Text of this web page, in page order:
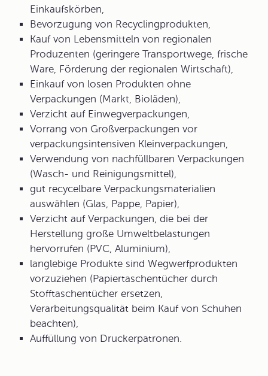
Einkaufskörben,
Bevorzugung von Recyclingprodukten,
Kauf von Lebensmitteln von regionalen
Produzenten (geringere Transportwege, frische
Ware, Förderung der regionalen Wirtschaft),
Einkauf von losen Produkten ohne
Verpackungen (Markt, Bioläden),
Verzicht auf Einwegverpackungen,
Vorrang von Großverpackungen vor
verpackungsintensiven Kleinverpackungen,
Verwendung von nachfüllbaren Verpackungen
(Wasch- und Reinigungsmittel),
gut recycelbare Verpackungsmaterialien
auswählen (Glas, Pappe, Papier),
Verzicht auf Verpackungen, die bei der
Herstellung große Umweltbelastungen
hervorrufen (PVC, Aluminium),
langlebige Produkte sind Wegwerfprodukten
vorzuziehen (Papiertaschentücher durch
Stofftaschentücher ersetzen,
Verarbeitungsqualität beim Kauf von Schuhen
beachten),
Auffüllung von Druckerpatronen.